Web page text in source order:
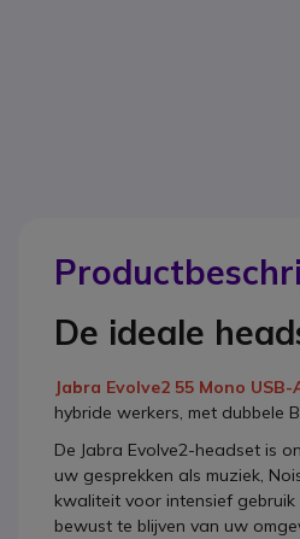
De ideale
Jabra Evolve2 55 Mono
hybride werkers, met dubbele
De Jabra Evolve2-headset is
uw gesprekken als muziek,
kwaliteit voor intensief
bewust te blijven van uw